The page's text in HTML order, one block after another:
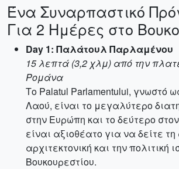
Ένα Συναρπαστικό
Για 2 Ημέρες στο
Day 1: Παλάτουλ Παρλαμένου
15 λεπτά (3,2 χλμ) από την
Ρομάνα
Το Palatul Parlamentului, γνωστό
Λαού, είναι το μεγαλύτερο
στην Ευρώπη και το δεύτερο
είναι αξιοθέατο για να δείτε
αρχιτεκτονική και την πολιτική
Βουκουρεστίου.